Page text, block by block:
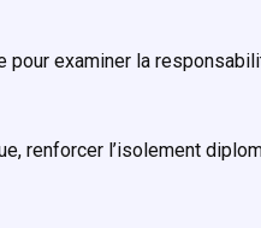
examiner la
renforcer l’isolement